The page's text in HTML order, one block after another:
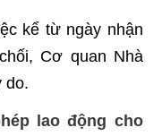
kể từ ngày nhận
Cơ quan Nhà
do.
lao động cho